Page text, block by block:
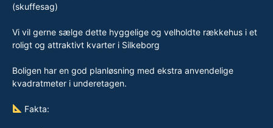
(skuffesag)
Vi vil gerne sælge dette hyggelige og velholdte rækkehus i et
roligt og attraktivt kvarter i Silkeborg
Boligen har en god planløsning med ekstra anvendelige
kvadratmeter i underetagen.
Fakta: